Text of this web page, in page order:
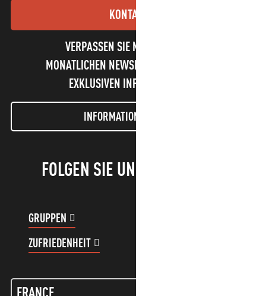
KONTAKT
VERPASSEN SIE NICHT UNSEREN
MONATLICHEN NEWSLETTER UND UNSERE
EXKLUSIVEN INFORMATIONEN!
INFORMATIONEN LETTER
FOLGEN SIE UNS!
GRUPPEN
ZUFRIEDENHEIT